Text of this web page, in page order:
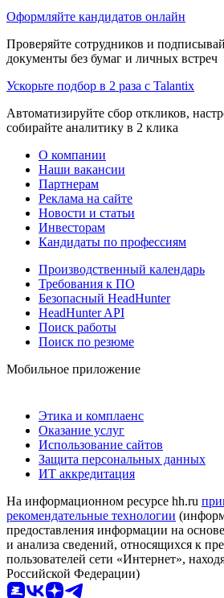
Оформляйте кандидатов онлайн
Проверяйте сотрудников и
документы без бумаг и личных встреч
Ускорьте подбор в 2 раза с Talantix
Автоматизируйте сбор откликов,
собирайте аналитику в 2 клика
О компании
Наши вакансии
Партнерам
Реклама на сайте
Новости и статьи
Инвесторам
Кандидаты по профессиям
Производственный календарь
Требования к ПО
Безопасный HeadHunter
HeadHunter API
Поиск работы
Поиск по резюме
Мобильное приложение
Этика и комплаенс
Оказание услуг
Использование сайтов
Защита персональных данных
ИТ аккредитация
На информационном ресурсе hh.ru
рекомендательные технологии
предоставления информации на
и анализа сведений, относящихся к
пользователей сети «Интернет»,
Российской Федерации)